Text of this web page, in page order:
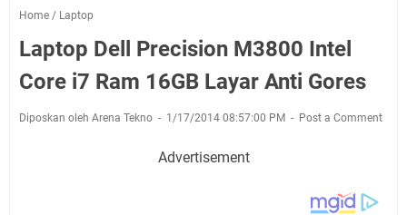
Home / Laptop
Laptop Dell Precision M3800 Intel
Core i7 Ram 16GB Layar Anti Gores
Diposkan oleh Arena Tekno 1/17/2014 08:57:00 PM Post a Comment
Advertisement